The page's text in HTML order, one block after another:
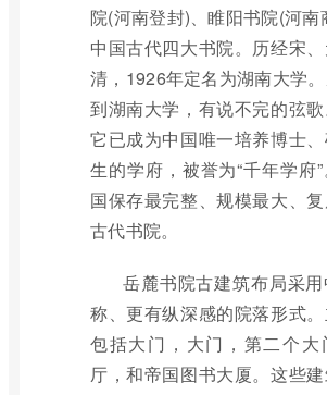
院(河南登封)、睢阳书院(河南
中国古代四大书院。历经宋、
清，1926年定名为湖南大学
到湖南大学，有说不完的弦歌
它已成为中国唯一培养博士
生的学府，被誉为“千年学府
国保存最完整、规模最大、
古代书院。
岳麓书院古建筑布局采
称、更有纵深感的院落形式
包括大门，大门，第二个大
厅，和帝国图书大厦。这些